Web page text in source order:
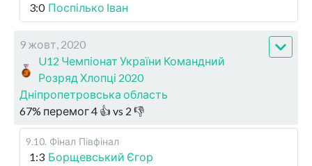
3:0 Поспілько Іван
9 жовт, 2020
U12 Чемпіонат України Командний
Розряд Хлопці 2020
Дніпропетровська область
67% перемог4 👍 vs 2 👎
9.10. Фінал Півфінал
1:3 Борщевський Єгор